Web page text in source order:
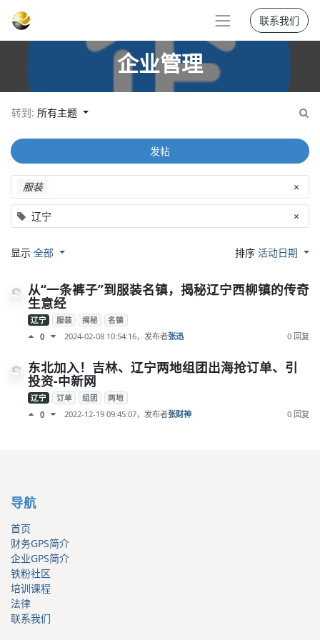
联系我们
企业管理
转到: 所有主题
服装 ×
辽宁 ×
发帖
显示 全部 排序活动日期
从“一条裤子”到服装名镇，揭秘辽宁西柳镇的传奇
生意经
辽宁 服装 揭秘 名镇
0 2024-02-08 10:54:16，发布者张迅 0 回复
东北加入！吉林、辽宁两地组团出海抢订单、引
投资-中新网
辽宁 订单 组团 两地
0 2022-12-19 09:45:07，发布者张财神 0 回复
导航
首页
财务GPS简介
企业GPS简介
铁粉社区
培训课程
法律
联系我们